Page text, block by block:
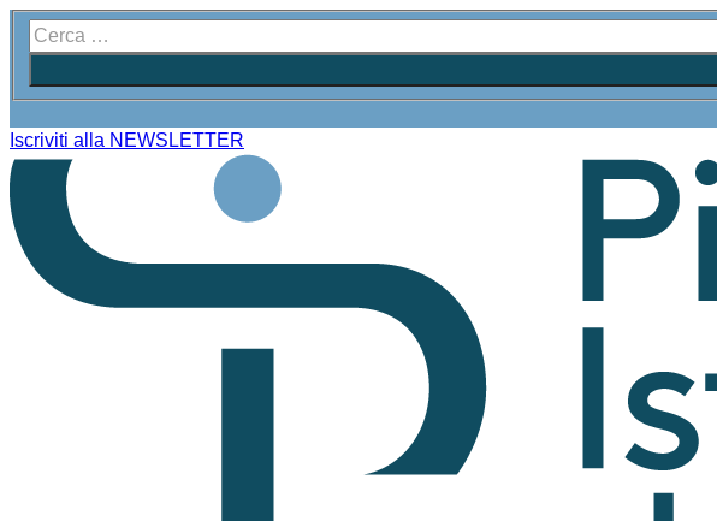
Iscriviti alla NEWSLETTER